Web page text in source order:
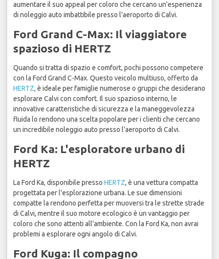
aumentare il suo appeal per coloro che cercano un'esperienza
di noleggio auto imbattibile presso l'aeroporto di Calvi.
Ford Grand C-Max: Il viaggiatore
spazioso di HERTZ
Quando si tratta di spazio e comfort, pochi possono competere
con la Ford Grand C-Max. Questo veicolo multiuso, offerto da
HERTZ, è ideale per famiglie numerose o gruppi che desiderano
esplorare Calvi con comfort. Il suo spazioso interno, le
innovative caratteristiche di sicurezza e la maneggevolezza
fluida lo rendono una scelta popolare per i clienti che cercano
un incredibile noleggio auto presso l'aeroporto di Calvi.
Ford Ka: L'esploratore urbano di
HERTZ
La Ford Ka, disponibile presso HERTZ, è una vettura compatta
progettata per l'esplorazione urbana. Le sue dimensioni
compatte la rendono perfetta per muoversi tra le strette strade
di Calvi, mentre il suo motore ecologico è un vantaggio per
coloro che sono attenti all'ambiente. Con la Ford Ka, non avrai
problemi a esplorare ogni angolo di Calvi.
Ford Kuga: Il compagno